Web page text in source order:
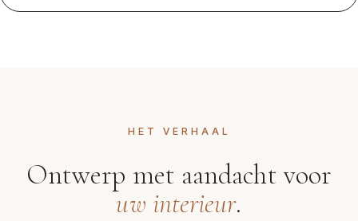
HET VERHAAL
Ontwerp met aandacht voor
uw interieur.